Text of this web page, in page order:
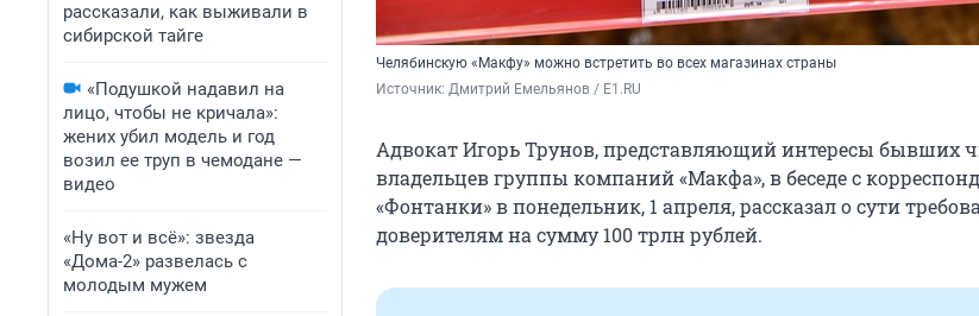
рассказали, как выживали в
сибирской тайге
«Подушкой надавил на
лицо, чтобы не кричала»:
жених убил модель и год
возил ее труп в чемодане —
видео
«Ну вот и всё»: звезда
«Дома-2» развелась с
молодым мужем
Челябинскую «Макфу» можно встретить во всех магазинах страны
Источник: Дмитрий Емельянов / E1.RU
Адвокат Игорь Трунов, представляющий интересы бывших
владельцев группы компаний «Макфа», в беседе с
«Фонтанки» в понедельник, 1 апреля, рассказал о сути
доверителям на сумму 100 трлн рублей.